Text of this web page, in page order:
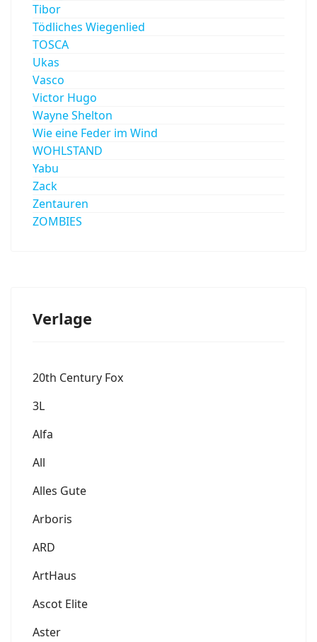
Tibor
Tödliches Wiegenlied
TOSCA
Ukas
Vasco
Victor Hugo
Wayne Shelton
Wie eine Feder im Wind
WOHLSTAND
Yabu
Zack
Zentauren
ZOMBIES
Verlage
20th Century Fox
3L
Alfa
All
Alles Gute
Arboris
ARD
ArtHaus
Ascot Elite
Aster